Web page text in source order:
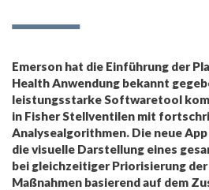
Emerson hat die Einführung der
Health Anwendung bekannt
leistungsstarke Softwaretool
in Fisher Stellventilen mit
Analysealgorithmen. Die neue
die visuelle Darstellung eines
bei gleichzeitiger Priorisierung
Maßnahmen basierend auf dem